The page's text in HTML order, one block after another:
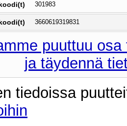
301983
3660619319831
puuttuu
ja täydennä
tiedoissa